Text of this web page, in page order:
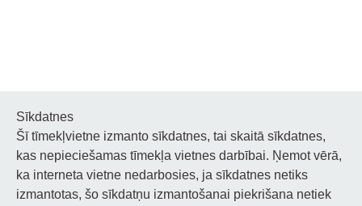
Noderīgi
Privātuma politika
Sīkdatnes
Šī tīmekļvietne izmanto sīkdatnes, tai skaitā sīkdatnes,
kas nepieciešamas tīmekļa vietnes darbībai. Ņemot vērā,
ka interneta vietne nedarbosies, ja sīkdatnes netiks
izmantotas, šo sīkdatņu izmantošanai piekrišana netiek